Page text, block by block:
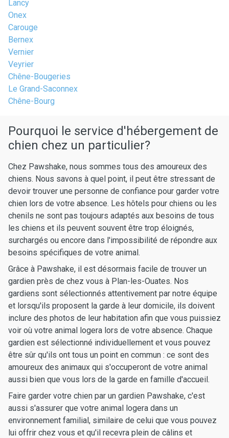
Lancy
Onex
Carouge
Bernex
Vernier
Veyrier
Chêne-Bougeries
Le Grand-Saconnex
Chêne-Bourg
Pourquoi le service d'hébergement de
chien chez un particulier?
Chez Pawshake, nous sommes tous des amoureux des
chiens. Nous savons à quel point, il peut être stressant de
devoir trouver une personne de confiance pour garder votre
chien lors de votre absence. Les hôtels pour chiens ou les
chenils ne sont pas toujours adaptés aux besoins de tous
les chiens et ils peuvent souvent être trop éloignés,
surchargés ou encore dans l'impossibilité de répondre aux
besoins spécifiques de votre animal.
Grâce à Pawshake, il est désormais facile de trouver un
gardien près de chez vous à Plan-les-Ouates. Nos
gardiens sont sélectionnés attentivement par notre équipe
et lorsqu'ils proposent la garde à leur domicile, ils doivent
inclure des photos de leur habitation afin que vous puissiez
voir où votre animal logera lors de votre absence. Chaque
gardien est sélectionné individuellement et vous pouvez
être sûr qu'ils ont tous un point en commun : ce sont des
amoureux des animaux qui s'occuperont de votre animal
aussi bien que vous lors de la garde en famille d'accueil.
Faire garder votre chien par un gardien Pawshake, c'est
aussi s'assurer que votre animal logera dans un
environnement familial, similaire de celui que vous pouvez
lui offrir chez vous et qu'il recevra plein de câlins et